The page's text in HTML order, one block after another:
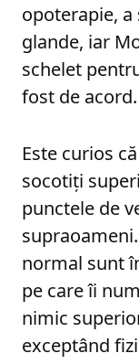
opoterapie, a
glande, iar
schelet
fost de acord.
Este curios
socotiți
punctele de
normal sunt
pe care îi
nimic
exceptând